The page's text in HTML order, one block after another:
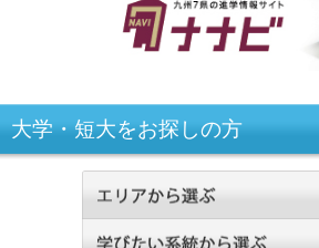
大学・短大をお探しの方